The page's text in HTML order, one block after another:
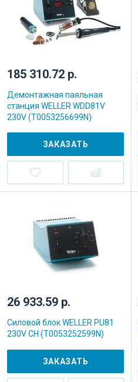
185 310.72 р.
Демонтажная паяльная
станция WELLER WDD81V
230V (T0053256699N)
ЗАКАЗАТЬ
26 933.59 р.
Силовой блок WELLER PU81
230V CH (T0053252599N)
ЗАКАЗАТЬ